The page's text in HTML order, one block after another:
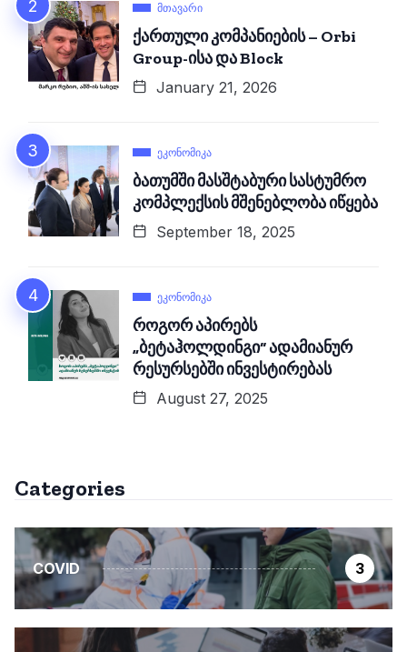
ᲛᲗᲐᲕᲐᲠᲘ
ქართული კომპანიების – Orbi
Group-ისა და Block
January 21, 2026
ᲔᲙᲝᲜᲝᲛᲘᲙᲐ
ბათუმში მასშტაბური სასტუმრო
კომპლექსის მშენებლობა იწყება
September 18, 2025
ᲔᲙᲝᲜᲝᲛᲘᲙᲐ
როგორ აპირებს
„ბეტაჰოლდინგი“ ადამიანურ
რესურსებში ინვესტირებას
August 27, 2025
Categories
COVID 3